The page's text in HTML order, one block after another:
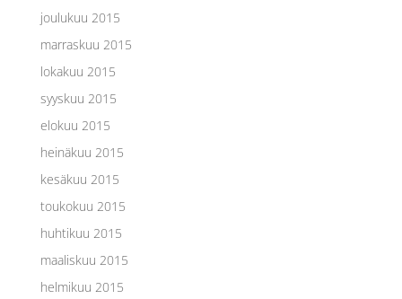
joulukuu 2015
marraskuu 2015
lokakuu 2015
syyskuu 2015
elokuu 2015
heinäkuu 2015
kesäkuu 2015
toukokuu 2015
huhtikuu 2015
maaliskuu 2015
helmikuu 2015